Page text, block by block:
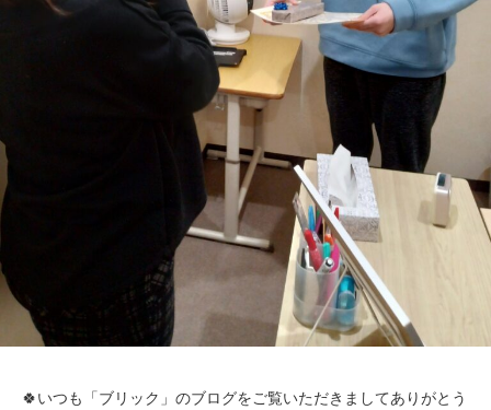
🍀いつも「ブリック」のブログをご覧いただきましてありがとう